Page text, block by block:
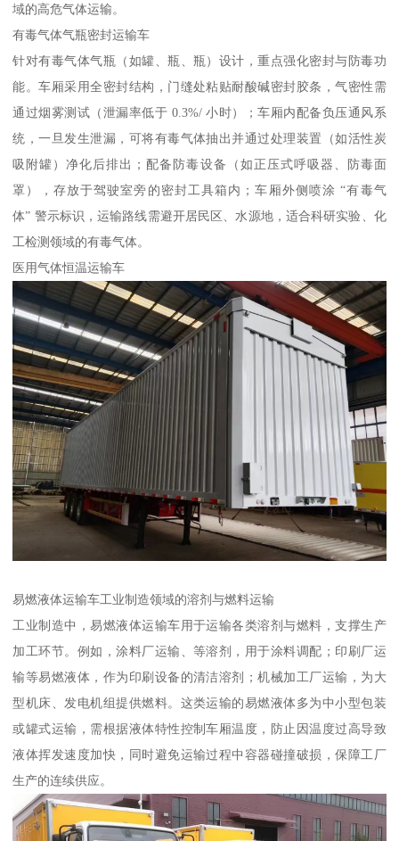
域的高危气体运输。​
有毒气体气瓶密封运输车​
针对有毒气体气瓶（如罐、瓶、瓶）设计，重点强化密封与防毒功
能。车厢采用全密封结构，门缝处粘贴耐酸碱密封胶条，气密性需
通过烟雾测试（泄漏率低于 0.3%/ 小时）；车厢内配备负压通风系
统，一旦发生泄漏，可将有毒气体抽出并通过处理装置（如活性炭
吸附罐）净化后排出；配备防毒设备（如正压式呼吸器、防毒面
罩），存放于驾驶室旁的密封工具箱内；车厢外侧喷涂 “有毒气
体” 警示标识，运输路线需避开居民区、水源地，适合科研实验、化
工检测领域的有毒气体。​
医用气体恒温运输车​
易燃液体运输车工业制造领域的溶剂与燃料运输​
工业制造中，易燃液体运输车用于运输各类溶剂与燃料，支撑生产
加工环节。例如，涂料厂运输、等溶剂，用于涂料调配；印刷厂运
输等易燃液体，作为印刷设备的清洁溶剂；机械加工厂运输，为大
型机床、发电机组提供燃料。这类运输的易燃液体多为中小型包装
或罐式运输，需根据液体特性控制车厢温度，防止因温度过高导致
液体挥发速度加快，同时避免运输过程中容器碰撞破损，保障工厂
生产的连续供应。​